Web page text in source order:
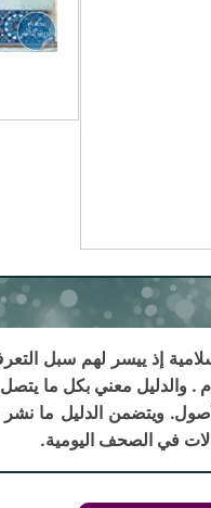
إذ ييسر لهم سبل
التي أنجزت ونشرت في الأردن منذ مطلع عام 1980 م .
ويتضمن الدليل ما
في الصحف اليومية.